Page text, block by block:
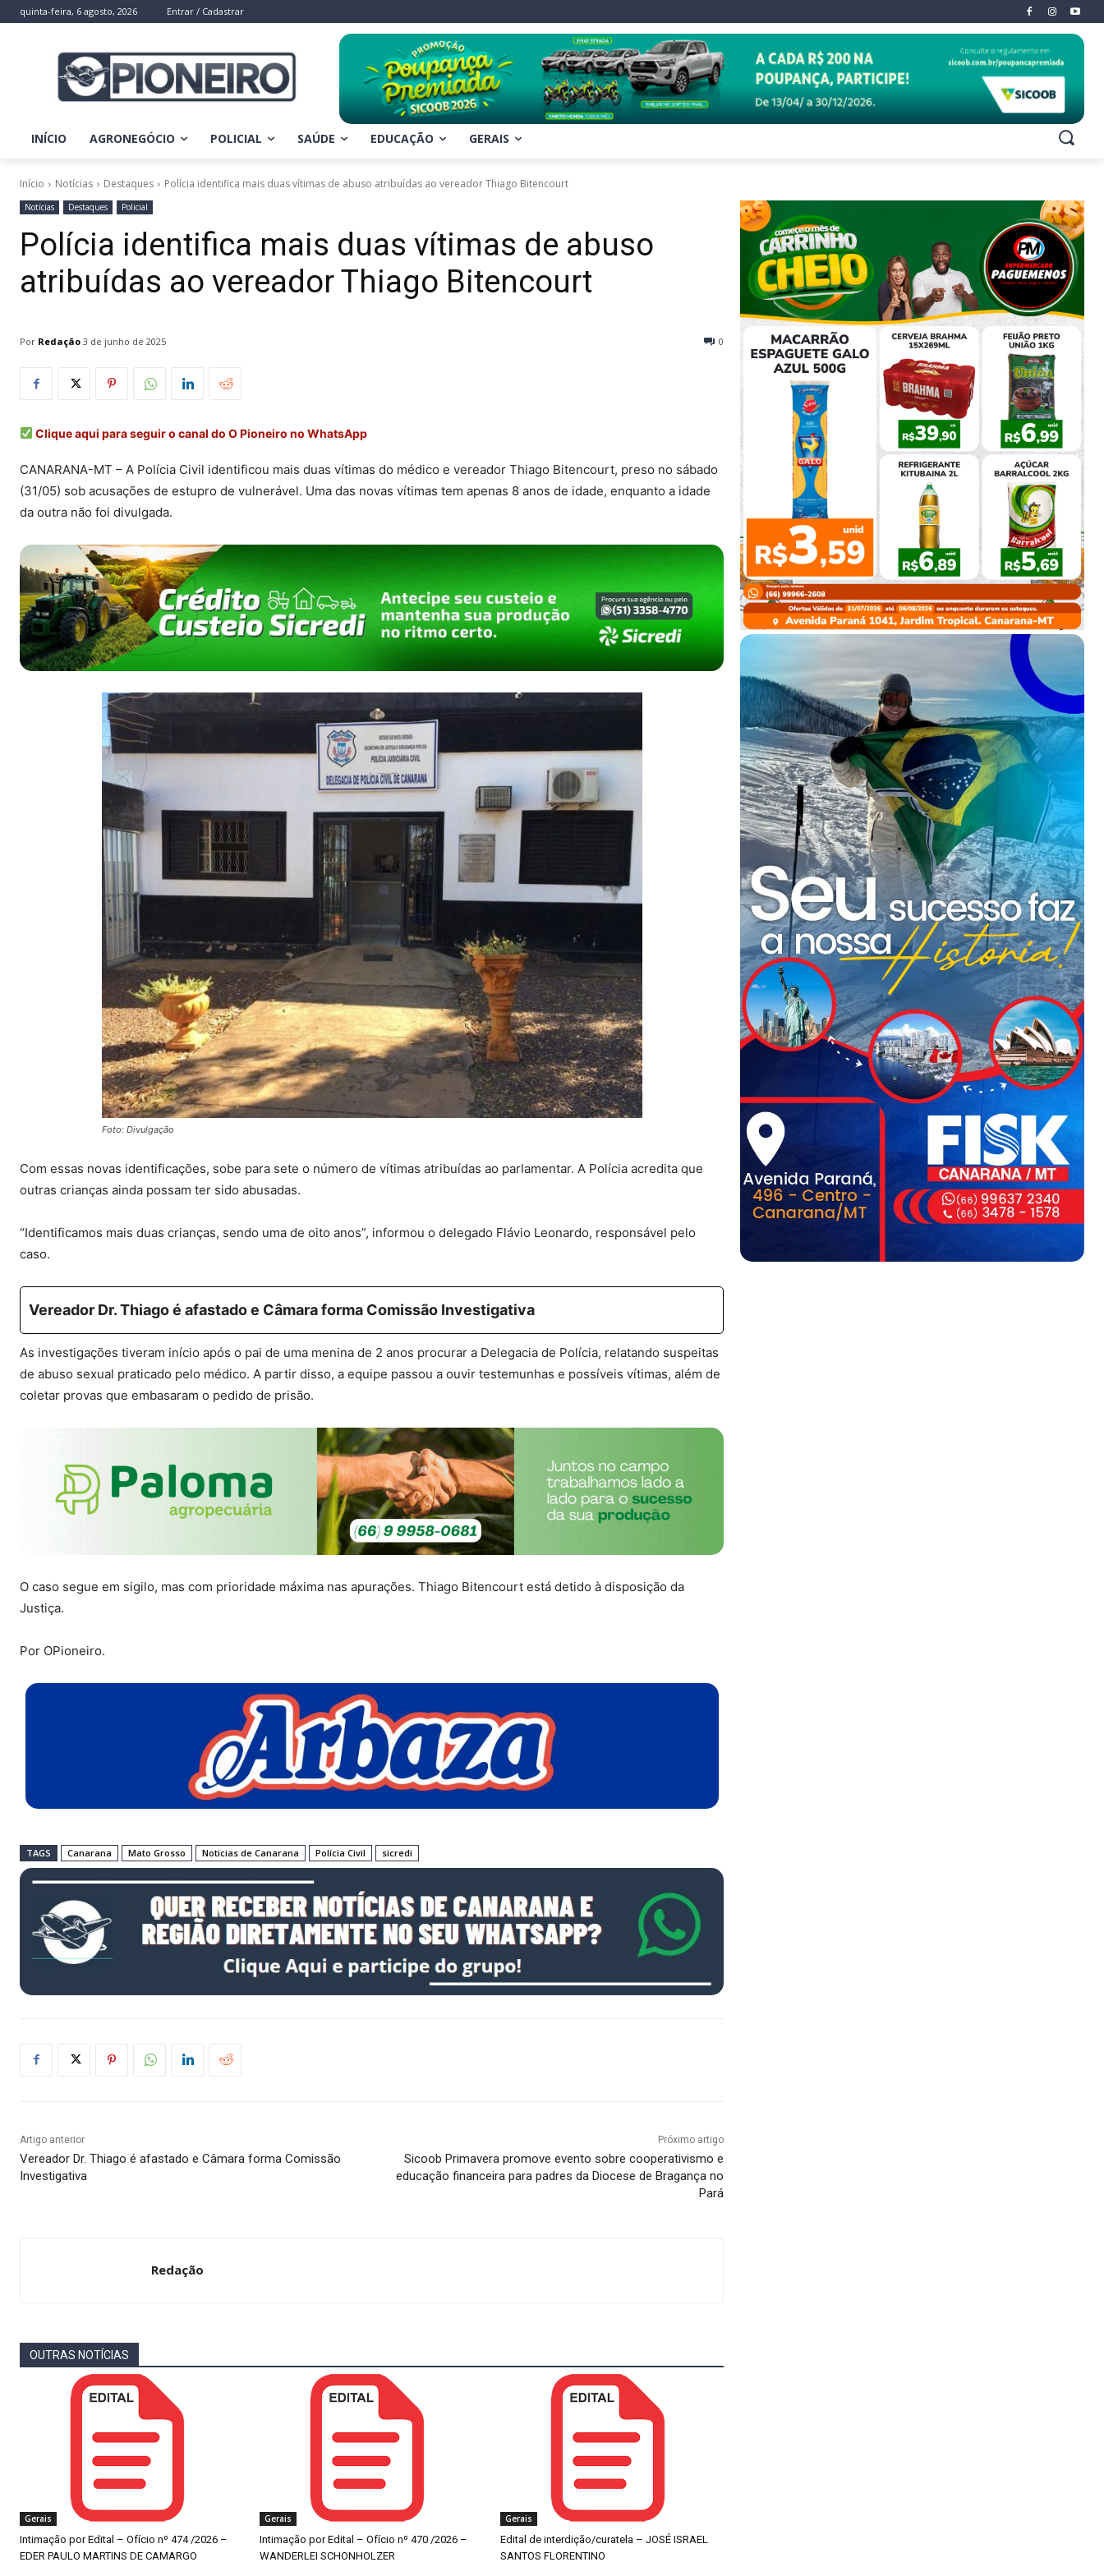
quinta-feira, 6 agosto, 2026 Entrar / Cadastrar
INÍCIO AGRONEGÓCIO POLICIAL SAÚDE EDUCAÇÃO GERAIS
Início Notícias Destaques Polícia identifica mais duas vítimas de abuso atribuídas ao vereador Thiago Bitencourt
Notícias Destaques Policial
Polícia identifica mais duas vítimas de abuso
atribuídas ao vereador Thiago Bitencourt
Por Redação 0
3 de junho de 2025
Clique aqui para seguir o canal do O Pioneiro no WhatsApp
CANARANA-MT – A Polícia Civil identificou mais duas vítimas do médico e vereador Thiago Bitencourt, preso no sábado
(31/05) sob acusações de estupro de vulnerável. Uma das novas vítimas tem apenas 8 anos de idade, enquanto a idade
da outra não foi divulgada.
Foto: Divulgação
Com essas novas identificações, sobe para sete o número de vítimas atribuídas ao parlamentar. A Polícia acredita que
outras crianças ainda possam ter sido abusadas.
“Identificamos mais duas crianças, sendo uma de oito anos”, informou o delegado Flávio Leonardo, responsável pelo
caso.
Vereador Dr. Thiago é afastado e Câmara forma Comissão Investigativa
As investigações tiveram início após o pai de uma menina de 2 anos procurar a Delegacia de Polícia, relatando suspeitas
de abuso sexual praticado pelo médico. A partir disso, a equipe passou a ouvir testemunhas e possíveis vítimas, além de
coletar provas que embasaram o pedido de prisão.
O caso segue em sigilo, mas com prioridade máxima nas apurações. Thiago Bitencourt está detido à disposição da
Justiça.
Por OPioneiro.
TAGS Canarana Mato Grosso Noticias de Canarana Polícia Civil sicredi
Artigo anterior
Vereador Dr. Thiago é afastado e Câmara forma Comissão
Investigativa
Próximo artigo
Sicoob Primavera promove evento sobre cooperativismo e
educação financeira para padres da Diocese de Bragança no
Pará
Redação
OUTRAS NOTÍCIAS
Gerais
Intimação por Edital – Ofício nº 474 /2026 –
EDER PAULO MARTINS DE CAMARGO
Gerais
Intimação por Edital – Ofício nº 470 /2026 –
WANDERLEI SCHONHOLZER
Gerais
Edital de interdição/curatela – JOSÉ ISRAEL
SANTOS FLORENTINO